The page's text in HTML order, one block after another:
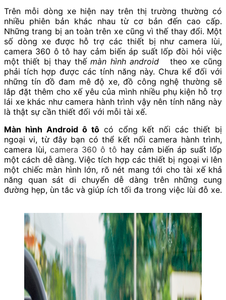
Trên mỗi dòng xe hiện nay trên thị trường thường có
nhiều phiên bản khác nhau từ cơ bản đến cao cấp.
Những trang bị an toàn trên xe cũng vì thế thay đổi. Một
số dòng xe được hỗ trợ các thiết bị như camera lùi,
camera 360 ô tô hay cảm biến áp suất lốp đòi hỏi việc
một thiết bị thay thếmàn hình android
theo xe cũng
phải tích hợp được các tính năng này. Chưa kể đối với
những tín đồ đam mê độ xe, đồ công nghệ thường sẽ
lắp đặt thêm cho xế yêu của mình nhiều phụ kiện hỗ trợ
lái xe khác như camera hành trình vậy nên tính năng này
là thật sự cần thiết đối với mỗi tài xế.
Màn hình Android ô tô có cổng kết nối các thiết bị
ngoại vi, từ đây bạn có thể kết nối camera hành trình,
camera lùi, camera 360 ô tô hay cảm biến áp suất lốp
một cách dễ dàng. Việc tích hợp các thiết bị ngoại vi lên
một chiếc màn hình lớn, rõ nét mang tới cho tài xế khả
năng quan sát di chuyển dễ dàng trên những cung
đường hẹp, ùn tắc và giúp ích tối đa trong việc lùi đỗ xe.